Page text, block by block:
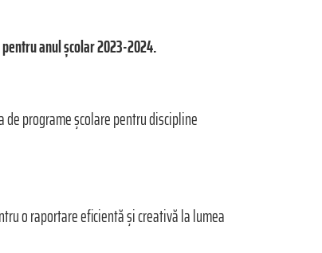
anul școlar 2023-2024.
programe școlare pentru discipline
o raportare eficientă și creativă la lumea